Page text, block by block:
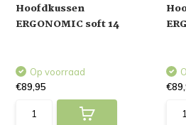
Hoofdkussen
ERGONOMIC soft 14
Op voorraad
€89,95